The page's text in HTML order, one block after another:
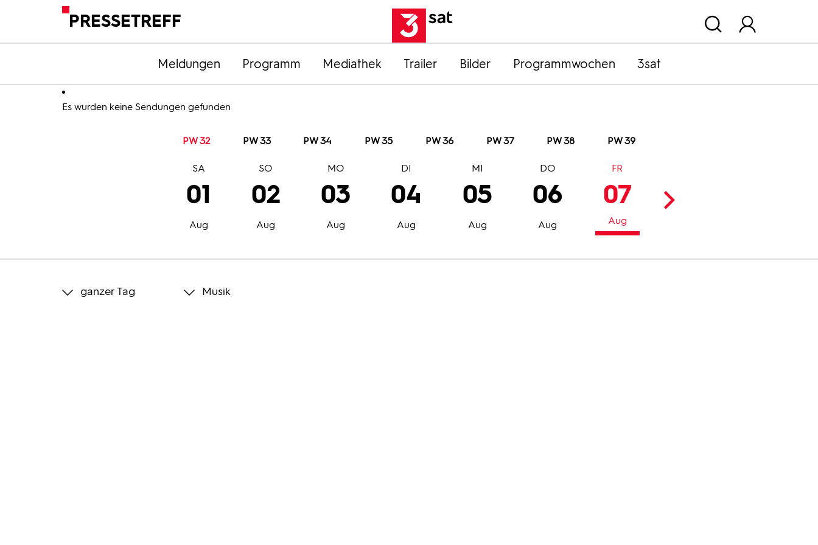
PRESSETREFF
Meldungen Programm Mediathek Trailer Bilder Programmwochen 3sat
Es wurden keine Sendungen gefunden
PW 32 PW 33 PW 34 PW 35 PW 36 PW 37 PW 38 PW 39
01
Aug
SA
02
Aug
SO
03
Aug
MO
04
Aug
DI
05
Aug
MI
06
Aug
DO
07
Aug
FR
08
ganzer Tag Musik